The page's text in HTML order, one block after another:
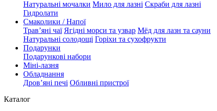
Натуральні мочалки Мило для лазні Скраби для лазні
Гидролати
Смаколики / Напої
Трав’яні чаї Ягідні морси та узвар Мёд для лазн та сауни
Натуральні солодощі Горіхи та сухофрукти
Подарунки
Подарункові набори
Міні-лазня
Обладнання
Дров’яні печі Обливні пристрої
Каталог